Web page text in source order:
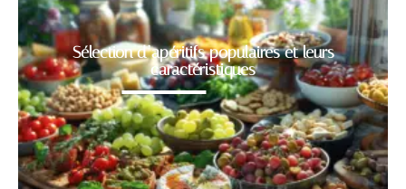
Sélection d’apéritifs populaires et leurs
caractéristiques